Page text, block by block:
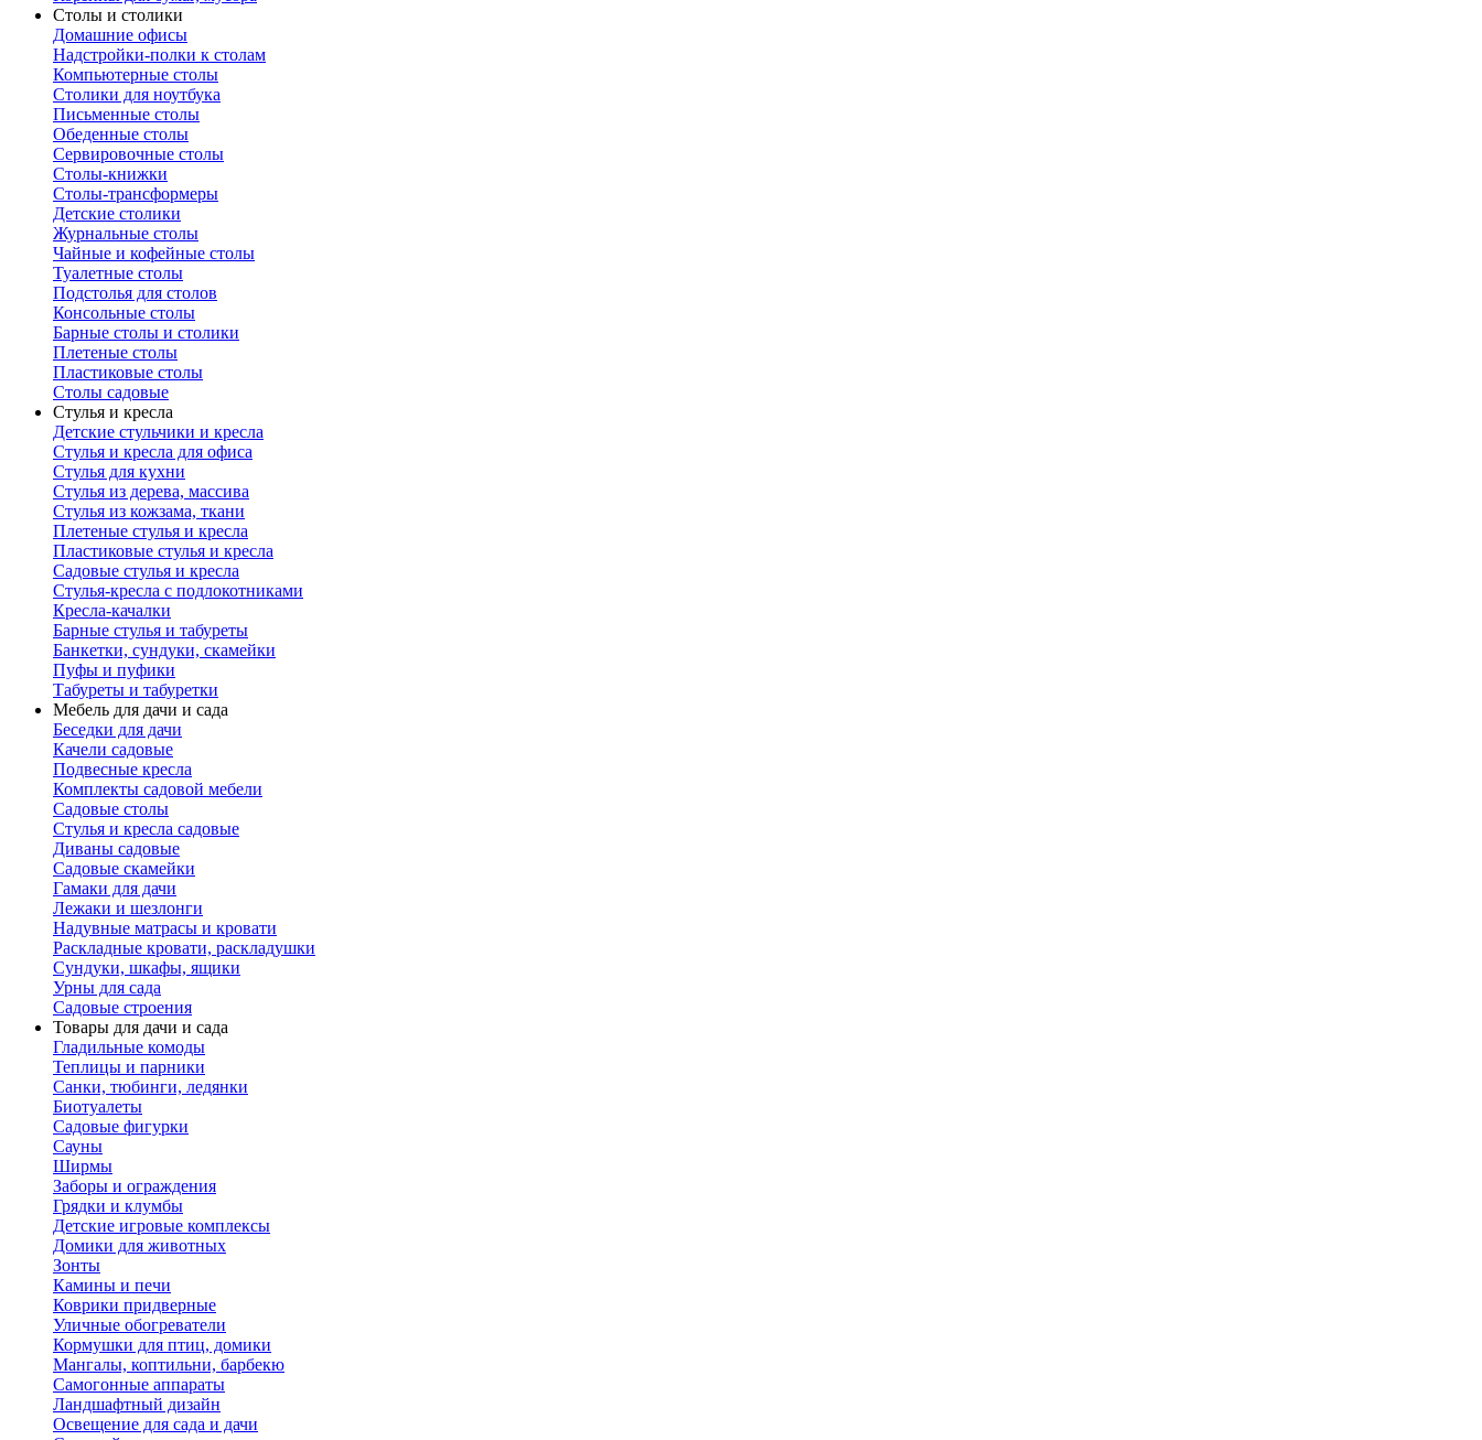
Столы и столики
Домашние офисы
Надстройки-полки к столам
Компьютерные столы
Столики для ноутбука
Письменные столы
Обеденные столы
Сервировочные столы
Столы-книжки
Столы-трансформеры
Детские столики
Журнальные столы
Чайные и кофейные столы
Туалетные столы
Подстолья для столов
Консольные столы
Барные столы и столики
Плетеные столы
Пластиковые столы
Столы садовые
Стулья и кресла
Детские стульчики и кресла
Стулья и кресла для офиса
Стулья для кухни
Стулья из дерева, массива
Стулья из кожзама, ткани
Плетеные стулья и кресла
Пластиковые стулья и кресла
Садовые стулья и кресла
Стулья-кресла с подлокотниками
Кресла-качалки
Барные стулья и табуреты
Банкетки, сундуки, скамейки
Пуфы и пуфики
Табуреты и табуретки
Мебель для дачи и сада
Беседки для дачи
Качели садовые
Подвесные кресла
Комплекты садовой мебели
Садовые столы
Стулья и кресла садовые
Диваны садовые
Садовые скамейки
Гамаки для дачи
Лежаки и шезлонги
Надувные матрасы и кровати
Раскладные кровати, раскладушки
Сундуки, шкафы, ящики
Урны для сада
Садовые строения
Товары для дачи и сада
Гладильные комоды
Теплицы и парники
Санки, тюбинги, ледянки
Биотуалеты
Садовые фигурки
Сауны
Ширмы
Заборы и ограждения
Грядки и клумбы
Детские игровые комплексы
Домики для животных
Зонты
Камины и печи
Коврики придверные
Уличные обогреватели
Кормушки для птиц, домики
Мангалы, коптильни, барбекю
Самогонные аппараты
Ландшафтный дизайн
Освещение для сада и дачи